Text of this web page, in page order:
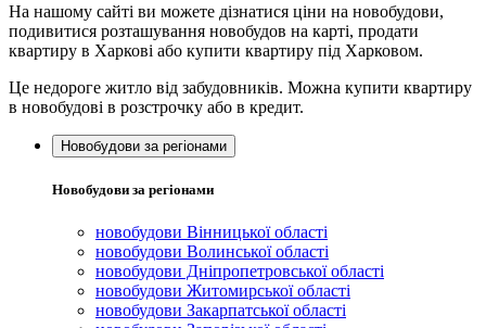
На нашому сайті ви можете дізнатися ціни на новобудови,
подивитися розташування новобудов на карті, продати
квартиру в Харкові або купити квартиру під Харковом.
Це недороге житло від забудовників. Можна купити квартиру
в новобудові в розстрочку або в кредит.
Новобудови за регіонами
Новобудови за регіонами
новобудови Вінницької області
новобудови Волинської області
новобудови Дніпропетровської області
новобудови Житомирської області
новобудови Закарпатської області